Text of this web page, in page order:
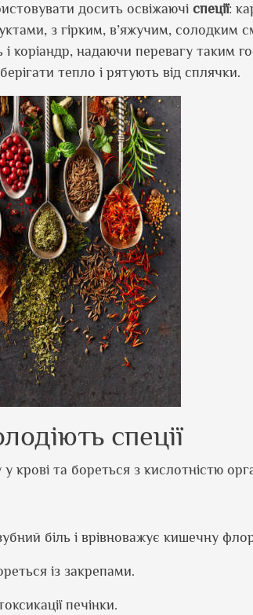
досить освіжаючі спеції:
з гірким, в’яжучим, солодким
коріандр, надаючи перевагу таким
тепло і рятують від сплячки.
спеції
та бореться з кислотністю
біль і врівноважує кишечну
із закрепами.
печінки.